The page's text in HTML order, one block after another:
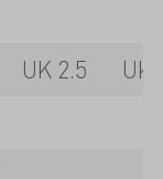
UK 2.5
UK